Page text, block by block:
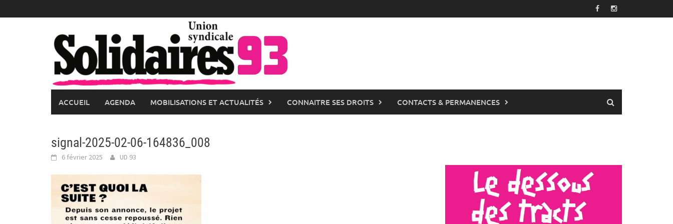
to
ACCUEIL AGENDA MOBILISATIONS ET ACTUALITÉS CONNAITRE SES DROITS CONTACTS & PERMANENCES
signal-2025-02-06-164836_008
6 février 2025 UD 93